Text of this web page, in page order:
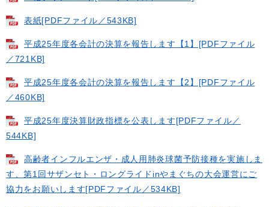
表紙[PDFファイル／543KB]
平成25年度各会計の決算を報告します【1】[PDFファイル
／721KB]
平成25年度各会計の決算を報告します【2】[PDFファイル
／460KB]
平成25年度決算財政指標を公表します[PDFファイル／
544KB]
高齢者インフルエンザ・成人用肺炎球菌予防接種を実施しま
す、第1回サザンセト・ロングライドinやまぐちの大会運営にご
協力をお願いします[PDFファイル／534KB]